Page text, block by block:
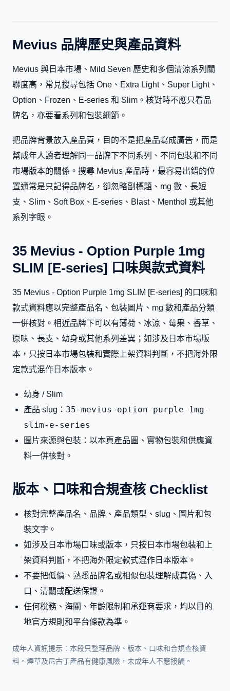
Mevius 品牌歷史與產品資料
Mevius 與日本市場、Mild Seven 歷史和多個清涼系列關
聯度高，常見搜尋包括 One、Extra Light、Super Light、
Option、Frozen、E-series 和 Slim。核對時不應只看品
牌名，亦要看系列和包裝細節。
把品牌背景放入產品頁，目的不是把產品寫成廣告，而是
幫成年人讀者理解同一品牌下不同系列、不同包裝和不同
市場版本的關係。搜尋 Mevius 產品時，最容易出錯的位
置通常是只記得品牌名，卻忽略副標題、mg 數、長短
支、Slim、Soft Box、E-series、Blast、Menthol 或其他
系列字眼。
35 Mevius - Option Purple 1mg
SLIM [E-series] 口味與款式資料
35 Mevius - Option Purple 1mg SLIM [E-series] 的口味和
款式資料應以完整產品名、包裝圖片、mg 數和產品分類
一併核對。相近品牌下可以有薄荷、冰涼、莓果、香草、
原味、長支、幼身或其他系列差異；如涉及日本市場版
本，只按日本市場包裝和實際上架資料判斷，不把海外限
定款式混作日本版本。
幼身 / Slim
產品 slug： 35-mevius-option-purple-1mg-
slim-e-series
圖片來源與包裝：以本頁產品圖、實物包裝和供應資
料一併核對。
版本、口味和合規查核 Checklist
核對完整產品名、品牌、產品類型、slug、圖片和包
裝文字。
如涉及日本市場口味或版本，只按日本市場包裝和上
架資料判斷，不把海外限定款式混作日本版本。
不要把低價、熟悉品牌名或相似包裝理解成真偽、入
口、清關或配送保證。
任何稅務、海關、年齡限制和承運商要求，均以目的
地官方規則和平台條款為準。
成年人資訊提示：本段只整理品牌、版本、口味和合規查核資
料。煙草及尼古丁產品有健康風險，未成年人不應接觸。